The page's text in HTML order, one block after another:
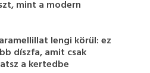
mint a modern
lengi körül: ez
díszfa, amit csak
a kertedbe